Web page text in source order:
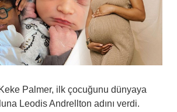
Palmer, ilk çocuğunu dünyaya
Leodis Andrellton adını verdi.